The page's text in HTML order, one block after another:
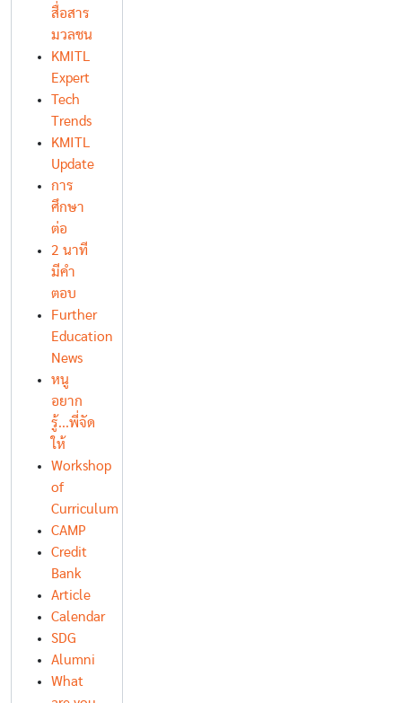
สื่อสาร
มวลชน
KMITL
Expert
Tech
Trends
KMITL
Update
การ
ศึกษา
ต่อ
2 นาที
มีคำ
ตอบ
Further
Education
News
หนู
อยาก
รู้...พี่จัด
ให้
Workshop
of
Curriculum
CAMP
Credit
Bank
Article
Calendar
SDG
Alumni
What